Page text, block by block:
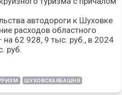
автодороги к Шуховке
расходов областного
62 928, 9 тыс. руб., в 2024
руб.
ШУХОВСКАЯБАШНЯ